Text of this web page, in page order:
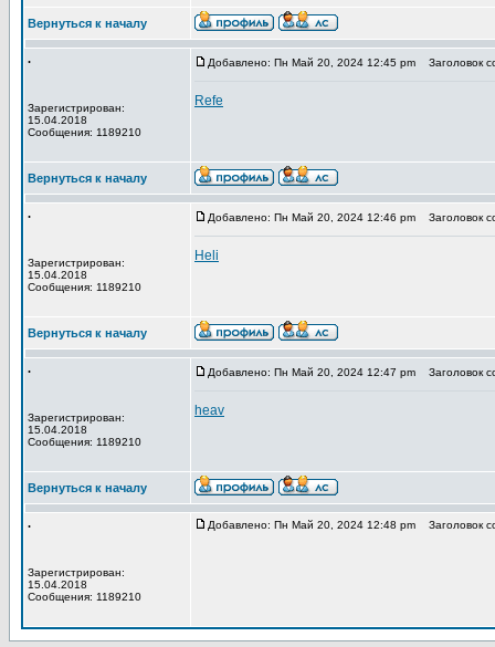
Вернуться к началу
.
Зарегистрирован:
15.04.2018
Сообщения: 1189210
Добавлено: Пн Май 20, 2024 12:45 pm Заголовок
Refe
Вернуться к началу
.
Зарегистрирован:
15.04.2018
Сообщения: 1189210
Добавлено: Пн Май 20, 2024 12:46 pm Заголовок
Heli
Вернуться к началу
.
Зарегистрирован:
15.04.2018
Сообщения: 1189210
Добавлено: Пн Май 20, 2024 12:47 pm Заголовок
heav
Вернуться к началу
.
Зарегистрирован:
15.04.2018
Сообщения: 1189210
Добавлено: Пн Май 20, 2024 12:48 pm Заголовок